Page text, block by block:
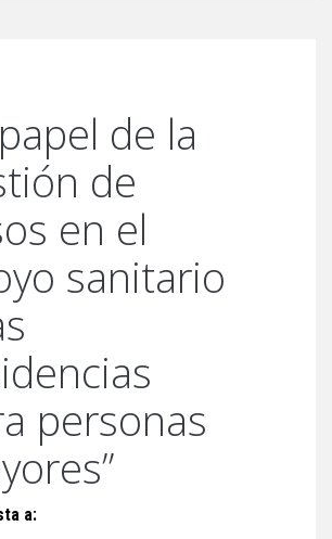
de la
de
en el
sanitario
personas
a: